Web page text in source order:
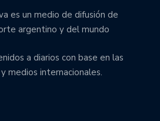
es un medio de difusión de
argentino y del mundo
a diarios con base en las
medios internacionales.